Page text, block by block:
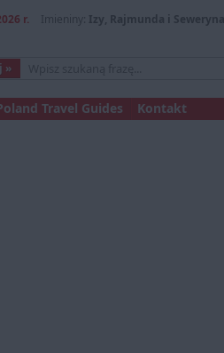
r. Imieniny: Izy, Rajmunda i Seweryna
Travel Guides Kontakt